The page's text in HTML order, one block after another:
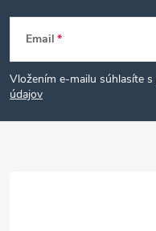
Z
á
p
Email
Vložením e-mailu súhlasíte s
údajov